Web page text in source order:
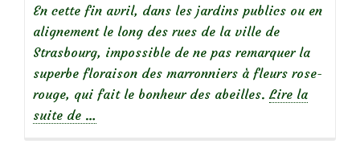
En cette fin avril, dans les jardins publics ou en
alignement le long des rues de la ville de
Strasbourg, impossible de ne pas remarquer la
superbe floraison des marronniers à fleurs rose-
rouge, qui fait le bonheur des abeilles. Lire la
suite de …